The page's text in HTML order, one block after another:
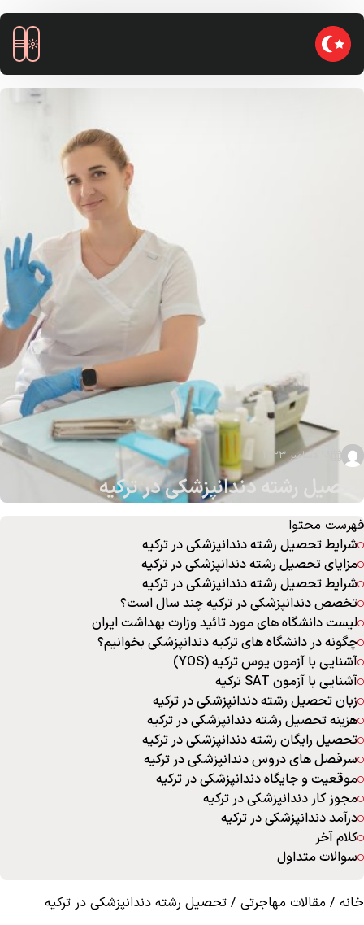
تحصیل رشته دندانپزشکی در ترکیه
فهرست محتوا
شرایط تحصیل رشته دندانپزشکی در ترکیه
مزایای تحصیل رشته دندانپزشکی در ترکیه
شرایط تحصیل رشته دندانپزشکی در ترکیه
تخصص دندانپزشکی در ترکیه چند سال است؟
لیست دانشگاه های مورد تائید وزارت بهداشت ایران
چگونه در دانشگاه های ترکیه دندانپزشکی بخوانیم؟
آشنایی با آزمون یوس ترکیه (YOS)
آشنایی با آزمون SAT ترکیه
زبان تحصیل رشته دندانپزشکی در ترکیه
هزینه تحصیل رشته دندانپزشکی در ترکیه
تحصیل رایگان رشته دندانپزشکی در ترکیه
سرفصل های دروس دندانپزشکی در ترکیه
موقعیت و جایگاه دندانپزشکی در ترکیه
مجوز کار دندانپزشکی در ترکیه
درآمد دندانپزشکی در ترکیه
کلام آخر
سوالات متداول
خانه / مقالات مهاجرتی / تحصیل رشته دندانپزشکی در ترکیه